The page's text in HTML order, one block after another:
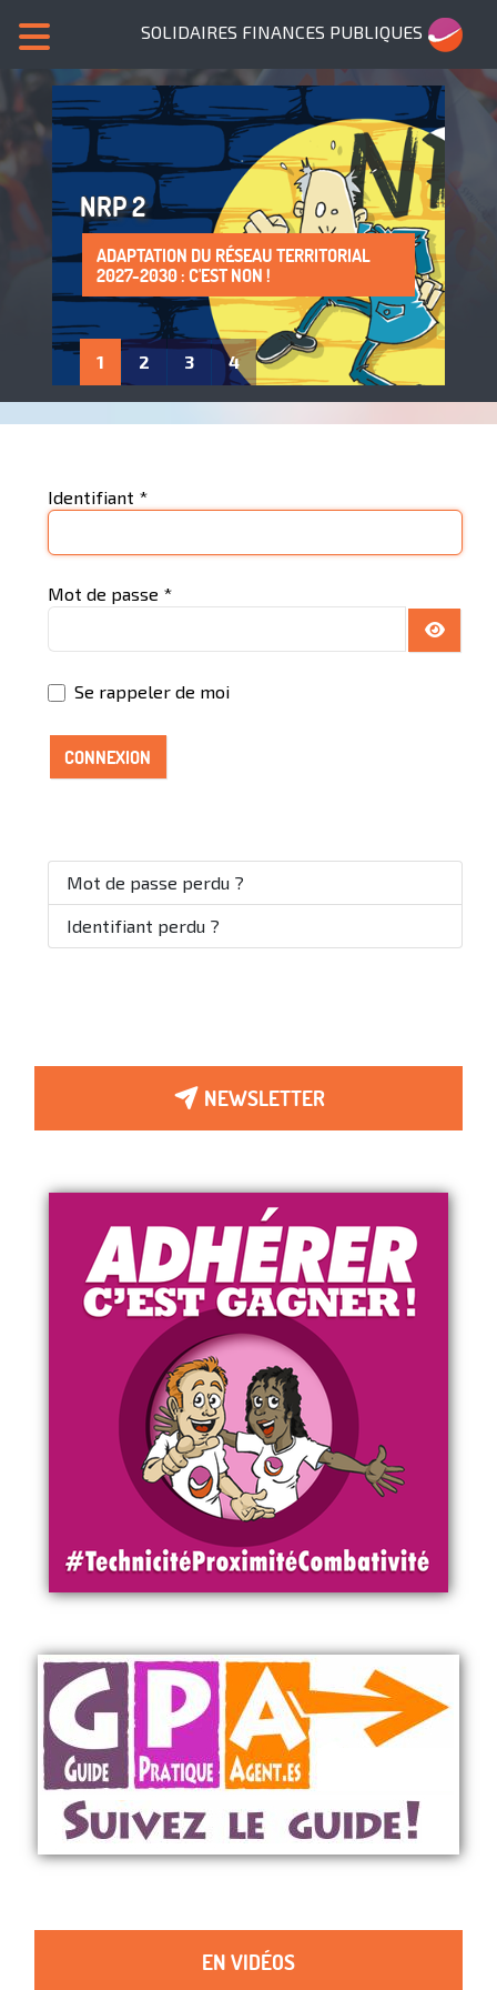
SOLIDAIRES FINANCES PUBLIQUES
NRP 2
ADAPTATION DU RÉSEAU TERRITORIAL
2027-2030 : C'EST NON !
SANS NOUS, PLUS DE SERVICES PUBLICS !
LA PROTECTION DE LA SANTÉ AU TRAVAIL
: UN DROIT À FAIRE VIVRE !
ADHÈRE À SOLIDAIRES FINANCES
PUBLIQUES
1 2 3 4
Identifiant *
Mot de passe *
Se rappeler de moi
CONNEXION
Mot de passe perdu ?
Identifiant perdu ?
NEWSLETTER
EN VIDÉOS